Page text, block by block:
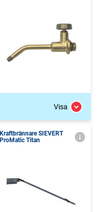
Visa
Kraftbrännare SIEVERT
ProMatic Titan